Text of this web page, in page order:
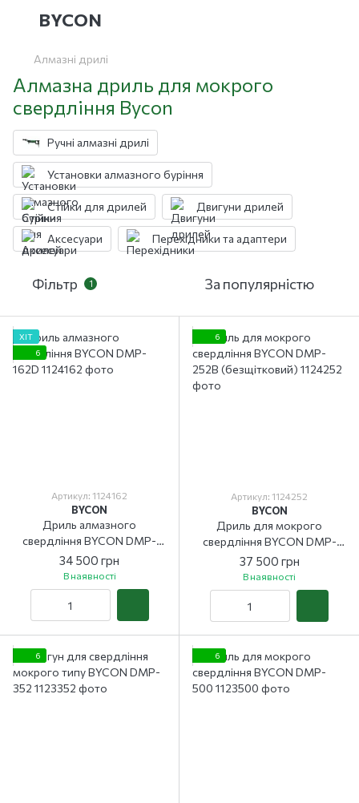
BYCON
Алмазні дрилі
Алмазна дриль для мокрого
свердління Bycon
Ручні алмазні дрилі
Установки алмазного буріння
Стійки для дрилей Двигуни дрилей
Аксесуари Перехідники та адаптери
Фільтр 1 За популярністю
ХІТ
6
Артикул: 1124162
BYCON
Дриль алмазного
свердління BYCON DMP-
162D
34 500 грн
В наявності
6
Артикул: 1124252
BYCON
Дриль для мокрого
свердління BYCON DMP-
252B (безщітковий)
37 500 грн
В наявності
6 6